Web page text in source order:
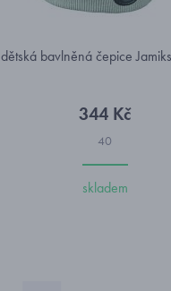
dětská bavlněná čepice
344 Kč
40
skladem